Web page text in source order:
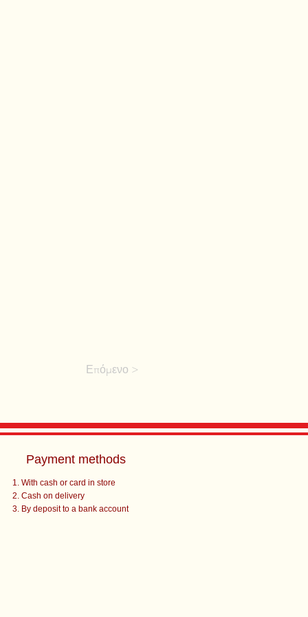
Επόμενο >
Payment methods
With cash or card in store
Cash on delivery
By deposit to a bank account